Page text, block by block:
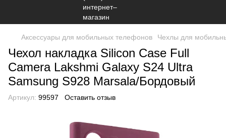
Аксессуары для мобильных телефонов Чехлы для
Чехол накладка Silicon Case Full
Camera Lakshmi Galaxy S24 Ultra
Samsung S928 Marsala/Бордовый
Артикул: 99597 Оставить отзыв